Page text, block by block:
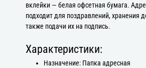
вклейки — белая офсетная бумага.
подходит для поздравлений, хранения
также подачи их на подпись.
Характеристики:
Назначение: Папка адресная